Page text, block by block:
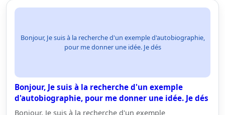
Bonjour, Je suis à la recherche d'un exemple d'autobiographie,
pour me donner une idée. Je dés
Bonjour, Je suis à la recherche d'un exemple
d'autobiographie, pour me donner une idée. Je dés
Bonjour, Je suis à la recherche d'un exemple